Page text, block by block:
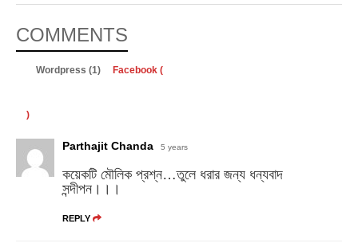
COMMENTS
Wordpress (1) Facebook (
)
Parthajit Chanda 5 years
কয়েকটি মৌলিক প্রশ্ন…তুলে ধরার জন্য ধন্যবাদ
সন্দীপন।।।
REPLY